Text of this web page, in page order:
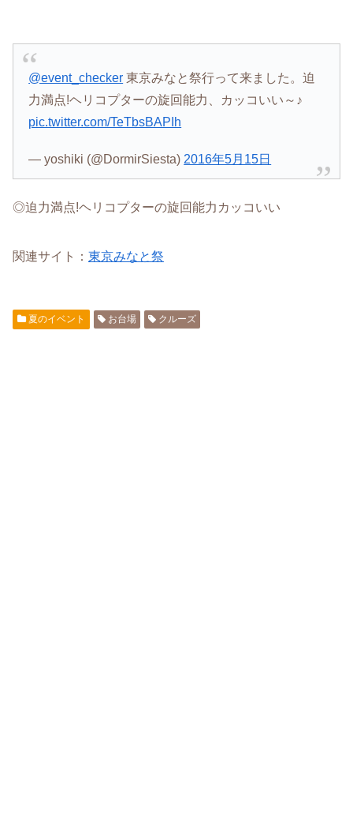
@event_checker 東京みなと祭行って来ました。迫
力満点!ヘリコプターの旋回能力、カッコいい～♪
pic.twitter.com/TeTbsBAPIh
— yoshiki (@DormirSiesta) 2016年5月15日
◎迫力満点!ヘリコプターの旋回能力カッコいい
関連サイト： 東京みなと祭
夏のイベント お台場 クルーズ